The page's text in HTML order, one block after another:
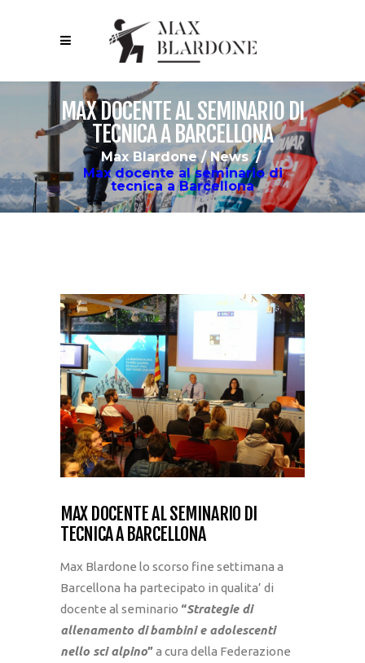
MAX DOCENTE AL SEMINARIO DI
TECNICA A BARCELLONA
Max Blardone/News /
Max docente al seminario di
tecnica a Barcellona
MAX DOCENTE AL SEMINARIO DI
TECNICA A BARCELLONA
Max Blardone lo scorso fine settimana a
Barcellona ha partecipato in qualita’ di
docente al seminario “Strategie di
allenamento di bambini e adolescenti
nello sci alpino”a cura della Federazione